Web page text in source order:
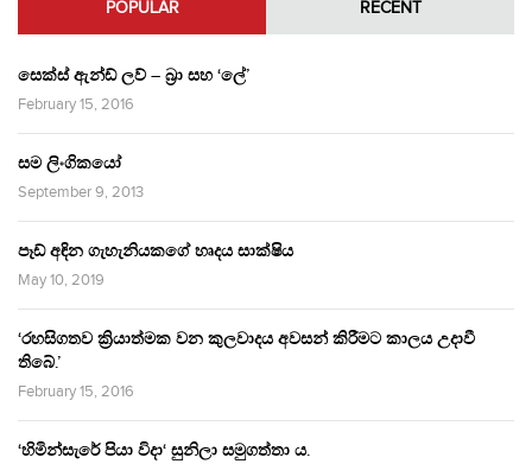
POPULAR RECENT
සෙක්ස් ඇන්ඩ් ලව් – බ්‍රා සහ ‘ලේ’
February 15, 2016
සම ලිංගිකයෝ
September 9, 2013
පෑඩ් අඳින ගැහැනියකගේ හෘදය සාක්ෂිය
May 10, 2019
‘රහසිගතව ක්‍රියාත්මක වන කුලවාදය අවසන් කිරීමට කාලය උදාවී
තිබේ.’
February 15, 2016
‘හිමින්සැරේ පියා විදා‘ සුනිලා සමුගත්තා ය.